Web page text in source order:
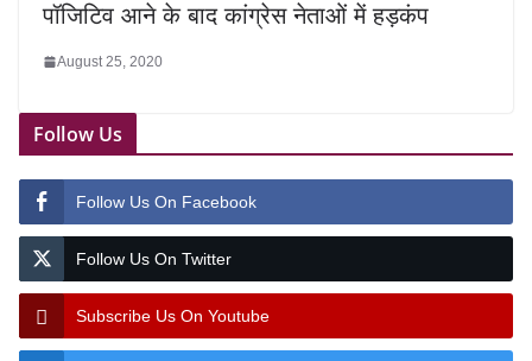
पॉजिटिव आने के बाद कांग्रेस नेताओं में हड़कंप
August 25, 2020
Follow Us
Follow Us On Facebook
Follow Us On Twitter
Subscribe Us On Youtube